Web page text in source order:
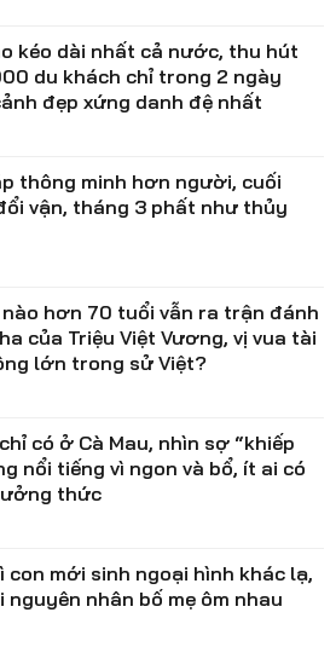
kéo dài nhất cả nước, thu hút
du khách chỉ trong 2 ngày
đẹp xứng danh đệ nhất
thông minh hơn người, cuối
vận, tháng 3 phất như thủy
hơn 70 tuổi vẫn ra trận đánh
của Triệu Việt Vương, vị vua tài
lớn trong sử Việt?
có ở Cà Mau, nhìn sợ “khiếp
nổi tiếng vì ngon và bổ, ít ai có
thức
con mới sinh ngoại hình khác lạ,
nguyên nhân bố mẹ ôm nhau